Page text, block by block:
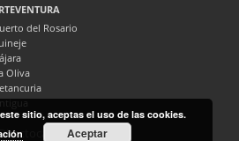
del Rosario
Oliva
sitio, aceptas el uso de las cookies.
Aceptar